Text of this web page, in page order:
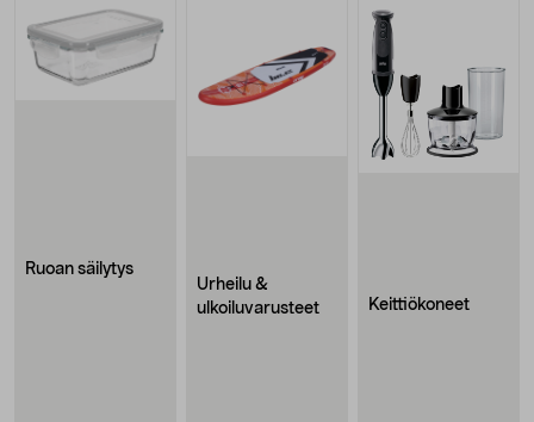
Ruoan säilytys
Urheilu &
ulkoiluvarusteet
Keittiökoneet